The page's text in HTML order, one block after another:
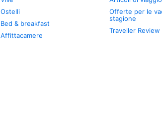
Ostelli
Bed & breakfast
Affittacamere
Offerte per le
stagione
Traveller Review